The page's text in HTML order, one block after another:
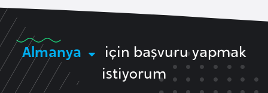
Almanya
için başvuru yapmak
istiyorum
i
t
a